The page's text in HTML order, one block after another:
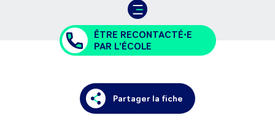
ÊTRE RECONTACTÉ•E
PAR L'ÉCOLE
Partager la fiche